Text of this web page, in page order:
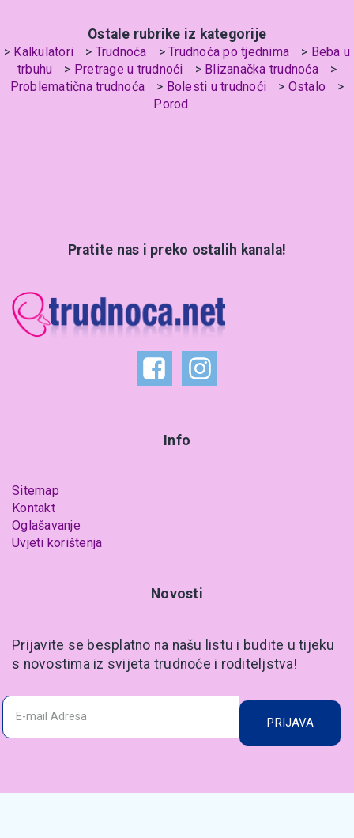
Ostale rubrike iz kategorije
Kalkulatori Trudnoća Trudnoća po tjednima
Beba u
trbuhu
Pretrage u trudnoći
Blizanačka trudnoća
Problematična trudnoća
Bolesti u trudnoći
Ostalo
Porod
Pratite nas i preko ostalih kanala!
Info
Sitemap
Kontakt
Oglašavanje
Uvjeti korištenja
Novosti
Prijavite se besplatno na našu listu i budite u tijeku
s novostima iz svijeta trudnoće i roditeljstva!
PRIJAVA